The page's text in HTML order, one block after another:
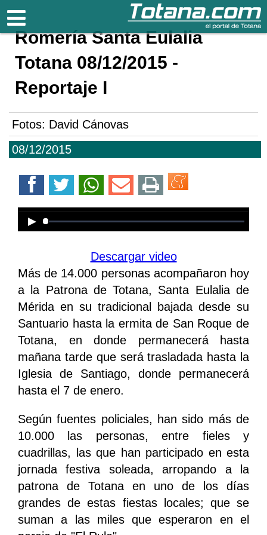
Totana.com
08/12/2015
Romería Santa Eulalia
Totana 08/12/2015 -
Reportaje I
Fotos: David Cánovas
Error loading media: File could not
be played
Descargar video
Más de 14.000 personas acompañaron hoy
a la Patrona de Totana, Santa Eulalia de
Mérida en su tradicional bajada desde su
Santuario hasta la ermita de San Roque de
Totana, en donde permanecerá hasta
mañana tarde que será trasladada hasta la
Iglesia de Santiago, donde permanecerá
hasta el 7 de enero.
Según fuentes policiales, han sido más de
10.000 las personas, entre fieles y
cuadrillas, las que han participado en esta
jornada festiva soleada, arropando a la
patrona de Totana en uno de los días
grandes de estas fiestas locales; que se
suman a las miles que esperaron en el